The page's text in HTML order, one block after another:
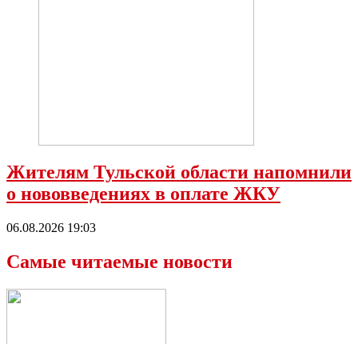
Жителям Тульской области напомнили
о нововведениях в оплате ЖКУ
06.08.2026 19:03
Самые читаемые новости